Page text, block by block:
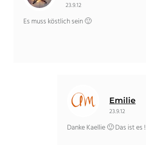
23.9.12
Es muss köstlich sein 🙂
Emilie
23.9.12
Danke Kaellie 🙂 Das ist es !